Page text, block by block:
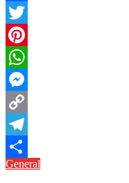
Facebook
Twitter
Pinterest
WhatsApp
Messenger
Copy
Link
Telegram
Compartir
General